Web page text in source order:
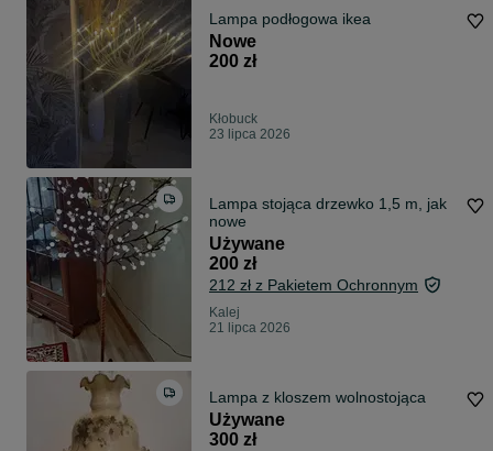
Lampa podłogowa ikea
Nowe
200 zł
Kłobuck
23 lipca 2026
Lampa stojąca drzewko 1,5 m, jak
nowe
Używane
200 zł
212 zł z Pakietem Ochronnym
Kalej
21 lipca 2026
Lampa z kloszem wolnostojąca
Używane
300 zł